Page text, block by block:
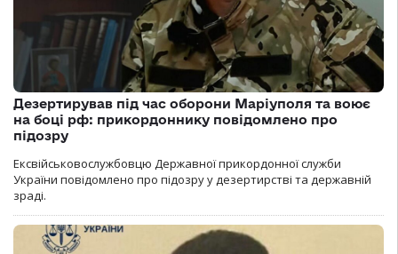
Дезертирував під час оборони Маріуполя та воює
на боці рф: прикордоннику повідомлено про
підозру
Ексвійськовослужбовцю Державної прикордонної служби
України повідомлено про підозру у дезертирстві та державній
зраді.